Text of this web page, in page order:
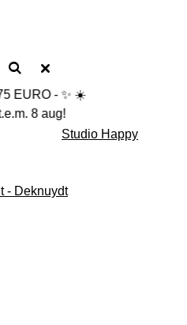
EURO - ✨ ☀️
8 aug!
Studio Happy
- Deknuydt